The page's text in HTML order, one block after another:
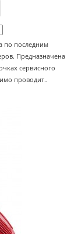
по последним
Предназначена
сервисного
проводит..